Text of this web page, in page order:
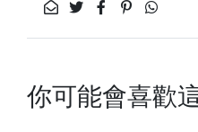
你可能會喜歡